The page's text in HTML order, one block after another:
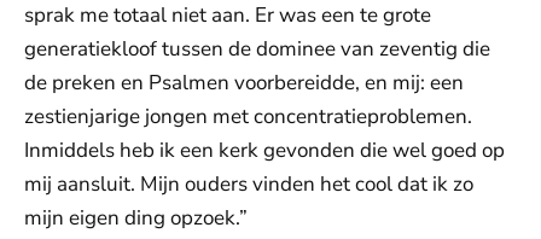
sprak me totaal niet aan. Er was een te grote
generatiekloof tussen de dominee van zeventig die
de preken en Psalmen voorbereidde, en mij: een
zestienjarige jongen met concentratieproblemen.
Inmiddels heb ik een kerk gevonden die wel goed op
mij aansluit. Mijn ouders vinden het cool dat ik zo
mijn eigen ding opzoek.”